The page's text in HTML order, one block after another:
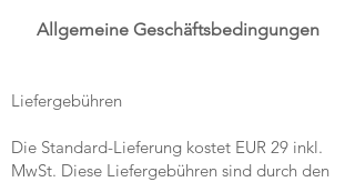
Allgemeine Geschäftsbedingungen
Liefergebühren
Die Standard-Lieferung kostet EUR 29 inkl.
MwSt. Diese Liefergebühren sind durch den